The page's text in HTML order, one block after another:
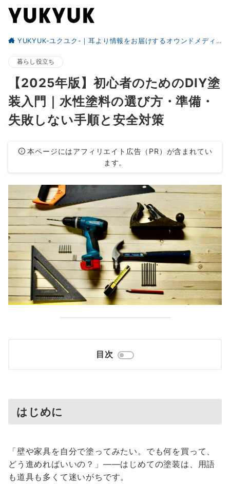
YUKYUK-ユクユク-｜耳より情報をお届けするオウンドメディア
暮らし役立ち
【2025年版】初心者のためのDIY塗
装入門｜水性塗料の選び方・準備・
失敗しない手順と安全対策
本ページにはアフィリエイト広告（PR）が含まれてい
ます。
目次
はじめに
「壁や家具を自分で塗ってみたい。でも何を買って、
どう進めればいいの？」——はじめての塗装は、用語
も道具も多くて迷いがちです。